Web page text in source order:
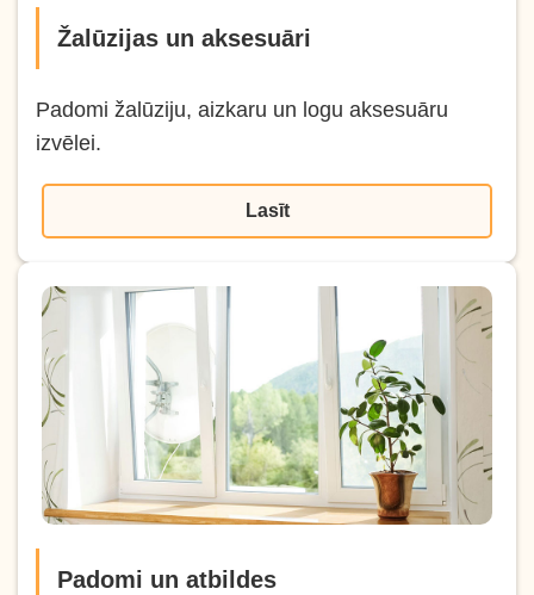
Žalūzijas un aksesuāri
Padomi žalūziju, aizkaru un logu aksesuāru
izvēlei.
Lasīt
Padomi un atbildes